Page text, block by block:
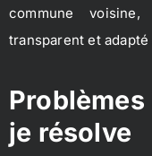
commune
transparent et
je résolve